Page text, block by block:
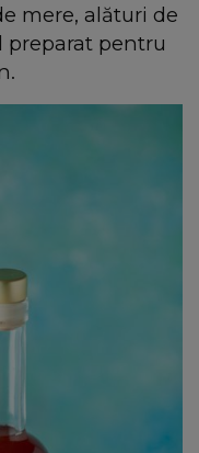
mere, alături de
preparat pentru